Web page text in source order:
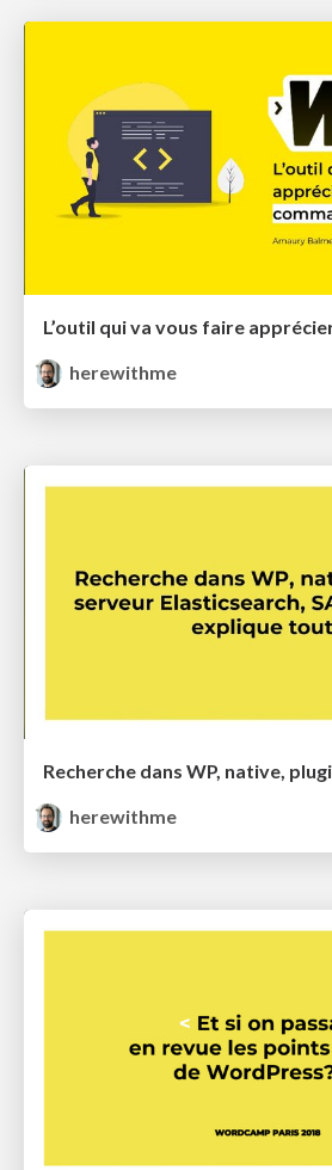
herewithme
herewithme